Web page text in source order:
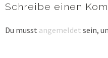
Schreibe einen
Du musst angemeldet sein,